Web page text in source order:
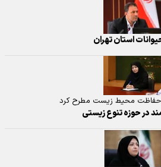
استان تهران
حفاظت محیط زیست مطرح کرد
در حوزه تنوع زیستی